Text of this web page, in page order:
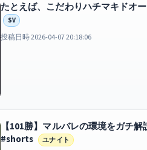
たとえば、こだわりハチマキドオ
SV
投稿日時 2026-04-07 20:18:06
【101勝】マルバレの環境をガチ
#shorts
ユナイト